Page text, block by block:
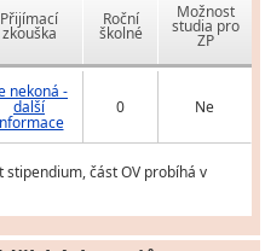
Přijímací
zkouška
Roční
školné
Možnost
studia pro
ZP
nekoná -
další 0 Ne
stipendium, část OV probíhá v